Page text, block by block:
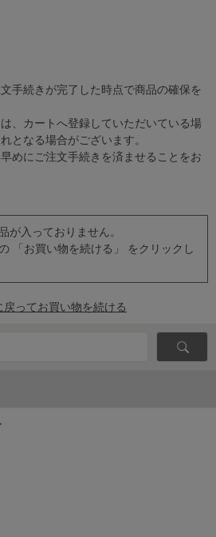
手続きが完了した時点で商品の確保を
、カートへ登録していただいている場
となる場合がございます。
めにご注文手続きを済ませることをお
が入っておりません。
「お買い物を続ける」 をクリックし
戻ってお買い物を続ける